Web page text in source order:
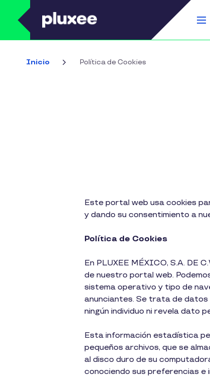
Pasar al contenido principal
Inicio Política de Cookies
Este portal web usa cookies
y dando su consentimiento a
Política de Cookies
En PLUXEE MÉXICO, S.A. DE
de nuestro portal web.
sistema operativo y tipo de
anunciantes. Se trata de
ningún individuo ni revela dato
Esta información estadística
pequeños archivos, que se
al disco duro de su
conociendo sus preferencias e